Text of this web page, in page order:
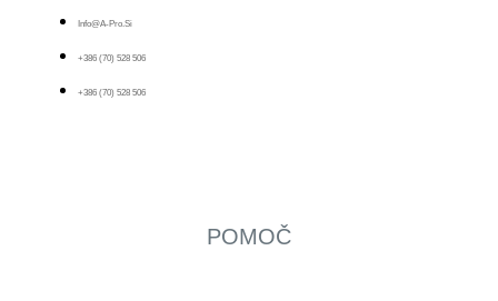
Info@a-Pro.si
+386 (70) 528 506
+386 (70) 528 506
POMOČ